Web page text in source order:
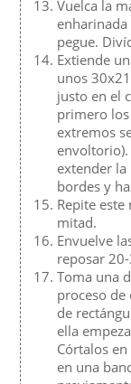
Vuelca la
enharinada
pegue.
Extiende
unos
justo en el
primero
extremos
extender
bordes y
Repite
mitad.
Envuelve
reposar
Toma una
proceso
de
ella
Córtalos
en una